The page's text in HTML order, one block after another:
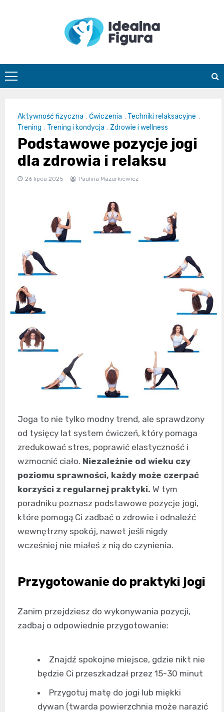
Aktywność fizyczna ,Ćwiczenia , Techniki relaksacyjne ,
Trening , Trening i kondycja , Zdrowie i wellness
Podstawowe pozycje jogi
dla zdrowia i relaksu
26 lipca 2025 Paulina Mazurkiewicz
Joga to nie tylko modny trend, ale sprawdzony
od tysięcy lat system ćwiczeń, który pomaga
zredukować stres, poprawić elastyczność i
wzmocnić ciało. Niezależnie od wieku czy
poziomu sprawności, każdy może czerpać
korzyści z regularnej praktyki. W tym
poradniku poznasz podstawowe pozycje jogi,
które pomogą Ci zadbać o zdrowie i odnaleźć
wewnętrzny spokój, nawet jeśli nigdy
wcześniej nie miałeś z nią do czynienia.
Przygotowanie do praktyki jogi
Zanim przejdziesz do wykonywania pozycji,
zadbaj o odpowiednie przygotowanie:
Znajdź spokojne miejsce, gdzie nikt nie
będzie Ci przeszkadzał przez 15-30 minut
Przygotuj matę do jogi lub miękki
dywan (twarda powierzchnia może narazić